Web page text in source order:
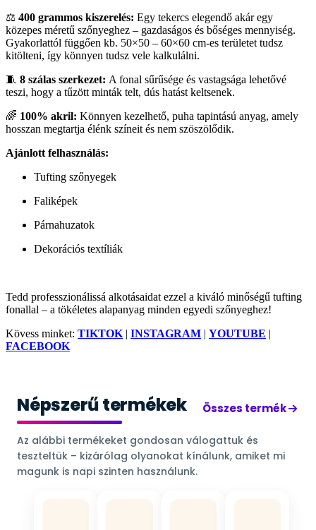
⚖️ 400 grammos kiszerelés: Egy tekercs elegendő akár egy
közepes méretű szőnyeghez – gazdaságos és bőséges mennyiség.
Gyakorlattól függően kb. 50×50 – 60×60 cm-es területet tudsz
kitölteni, így könnyen tudsz vele kalkulálni.
🧵 8 szálas szerkezet: A fonal sűrűsége és vastagsága lehetővé
teszi, hogy a tűzött minták telt, dús hatást keltsenek.
🌈 100% akril: Könnyen kezelhető, puha tapintású anyag, amely
hosszan megtartja élénk színeit és nem szöszölődik.
Ajánlott felhasználás:
Tufting szőnyegek
Faliképek
Párnahuzatok
Dekorációs textíliák
Tedd professzionálissá alkotásaidat ezzel a kiváló minőségű tufting
fonallal – a tökéletes alapanyag minden egyedi szőnyeghez!
Kövess minket: TIKTOK | INSTAGRAM | YOUTUBE |
FACEBOOK
Népszerű termékek Összes termék
Az alábbi termékeket gondosan válogattuk és
teszteltük – kizárólag olyanokat kínálunk, amiket mi
magunk is napi szinten használunk.